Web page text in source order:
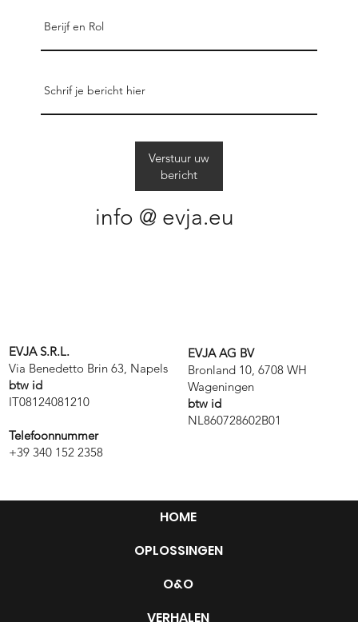
EVJA S.R.L.
Via Benedetto Brin 63, Napels
btw id
IT08124081210
Telefoonnummer
+39 340 152 2358
EVJA AG BV
Bronland 10, 6708 WH
Wageningen
btw id
NL860728602B01
Verstuur uw
bericht
info @ evja.eu
HOME
OPLOSSINGEN
O&O
VERHALEN